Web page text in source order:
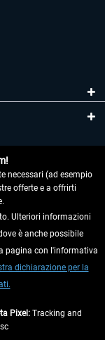
necessari (ad esempio
offerte e a offrirti
Ulteriori informazioni
è anche possibile
pagina con l'informativa
dichiarazione per la
Pixel: Tracking and